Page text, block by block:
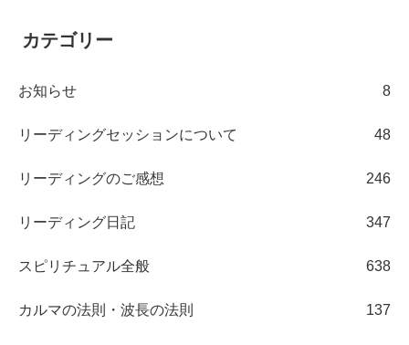
カテゴリー
お知らせ 8
リーディングセッションについて 48
リーディングのご感想 246
リーディング日記 347
スピリチュアル全般 638
カルマの法則・波長の法則 137